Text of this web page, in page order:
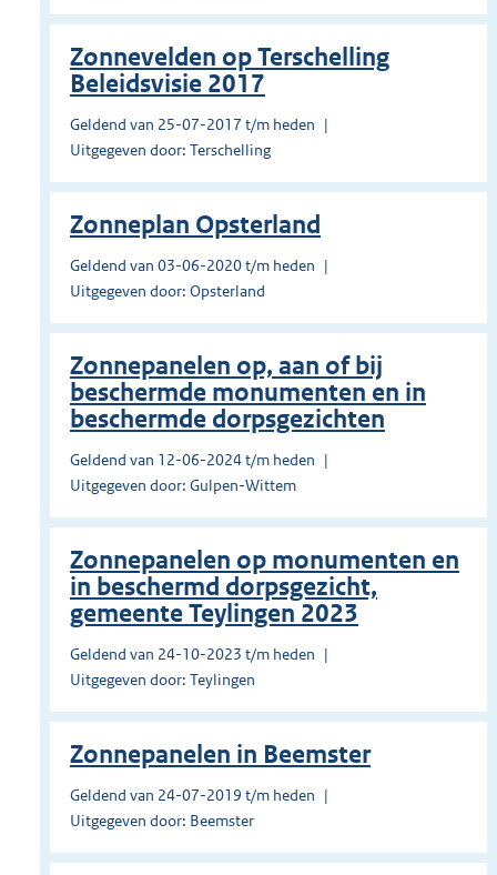
Zonnevelden op Terschelling
Beleidsvisie 2017
Geldend van 25-07-2017 t/m heden
Uitgegeven door: Terschelling
Zonneplan Opsterland
Geldend van 03-06-2020 t/m heden
Uitgegeven door: Opsterland
Zonnepanelen op, aan of bij
beschermde monumenten en in
beschermde dorpsgezichten
Geldend van 12-06-2024 t/m heden
Uitgegeven door: Gulpen-Wittem
Zonnepanelen op monumenten en
in beschermd dorpsgezicht,
gemeente Teylingen 2023
Geldend van 24-10-2023 t/m heden
Uitgegeven door: Teylingen
Zonnepanelen in Beemster
Geldend van 24-07-2019 t/m heden
Uitgegeven door: Beemster